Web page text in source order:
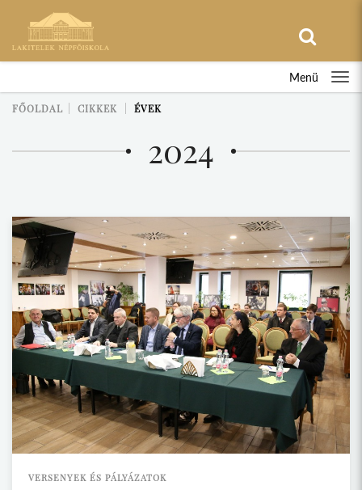
Menü
FŐOLDAL CIKKEK ÉVEK
2024
VERSENYEK ÉS PÁLYÁZATOK